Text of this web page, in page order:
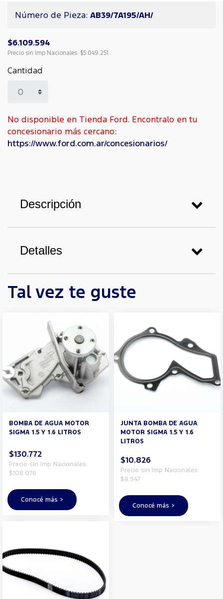
Número de Pieza: AB39/7A195/AH/
$6.109.594
Precio sin Imp Nacionales: $5.049.251
Cantidad
No disponible en Tienda Ford. Encontralo en tu
concesionario más cercano:
https://www.ford.com.ar/concesionarios/
Descripción
Detalles
Tal vez te guste
BOMBA DE AGUA MOTOR
SIGMA 1.5 Y 1.6 LITROS
$130.772
Precio sin Imp Nacionales:
$108.076
Conocé más >
JUNTA BOMBA DE AGUA
MOTOR SIGMA 1.5 Y 1.6
LITROS
$10.826
Precio sin Imp Nacionales:
$8.947
Conocé más >